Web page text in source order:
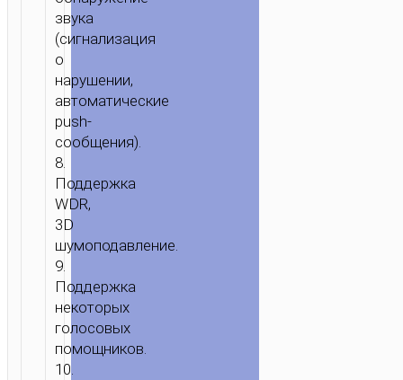
ПОМЕЩЕНИЙ
звука
(сигнализация
о
нарушении,
автоматические
push-
сообщения).
8.
Поддержка
WDR,
3D
шумоподавление.
9.
Поддержка
некоторых
голосовых
помощников.
10.